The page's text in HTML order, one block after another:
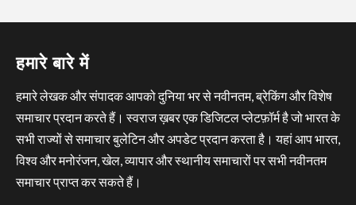
हमारे बारे में
हमारे लेखक और संपादक आपको दुनिया भर से नवीनतम, ब्रेकिंग और विशेष
समाचार प्रदान करते हैं। स्वराज ख़बर एक डिजिटल प्लेटफ़ॉर्म है जो भारत के
सभी राज्यों से समाचार बुलेटिन और अपडेट प्रदान करता है। यहां आप भारत,
विश्व और मनोरंजन, खेल, व्यापार और स्थानीय समाचारों पर सभी नवीनतम
समाचार प्राप्त कर सकते हैं।